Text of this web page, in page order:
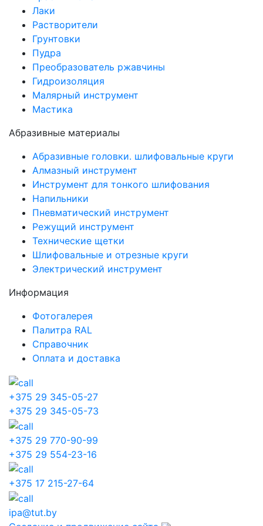
Лаки
Растворители
Грунтовки
Пудра
Преобразователь ржавчины
Гидроизоляция
Малярный инструмент
Мастика
Абразивные материалы
Абразивные головки. шлифовальные круги
Алмазный инструмент
Инструмент для тонкого шлифования
Напильники
Пневматический инструмент
Режущий инструмент
Технические щетки
Шлифовальные и отрезные круги
Электрический инструмент
Информация
Фотогалерея
Палитра RAL
Справочник
Оплата и доставка
+375 29 345-05-27
+375 29 345-05-73
+375 29 770-90-99
+375 29 554-23-16
+375 17 215-27-64
ipa@tut.by